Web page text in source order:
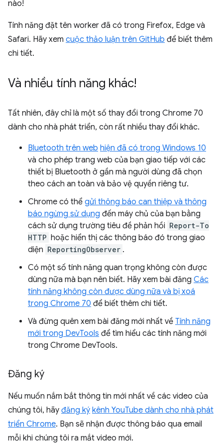
nào!
Tính năng đặt tên worker đã có trong Firefox, Edge và
Safari. Hãy xem cuộc thảo luận trên GitHub để biết thêm
chi tiết.
Và nhiều tính năng khác!
Tất nhiên, đây chỉ là một số thay đổi trong Chrome 70
dành cho nhà phát triển, còn rất nhiều thay đổi khác.
Bluetooth trên web hiện đã có trong Windows 10
và cho phép trang web của bạn giao tiếp với các
thiết bị Bluetooth ở gần mà người dùng đã chọn
theo cách an toàn và bảo vệ quyền riêng tư.
Chrome có thể gửi thông báo can thiệp và thông
báo ngừng sử dụng đến máy chủ của bạn bằng
cách sử dụng trường tiêu đề phản hồi Report-To
HTTP hoặc hiển thị các thông báo đó trong giao
diện ReportingObserver .
Có một số tính năng quan trọng không còn được
dùng nữa mà bạn nên biết. Hãy xem bài đăng Các
tính năng không còn được dùng nữa và bị xoá
trong Chrome 70 để biết thêm chi tiết.
Và đừng quên xem bài đăng mới nhất về Tính năng
mới trong DevTools để tìm hiểu các tính năng mới
trong Chrome DevTools.
Đăng ký
Nếu muốn nắm bắt thông tin mới nhất về các video của
chúng tôi, hãy đăng ký kênh YouTube dành cho nhà phát
triển Chrome. Bạn sẽ nhận được thông báo qua email
mỗi khi chúng tôi ra mắt video mới.